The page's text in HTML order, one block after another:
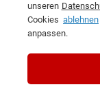
ORDIX
unseren
Cookies ablehnen
anpassen.